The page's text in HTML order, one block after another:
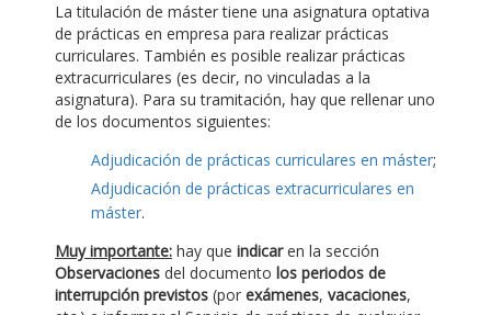
La titulación de máster tiene una asignatura optativa
de prácticas en empresa para realizar prácticas
curriculares. También es posible realizar prácticas
extracurriculares (es decir, no vinculadas a la
asignatura). Para su tramitación, hay que rellenar uno
de los documentos siguientes:
Adjudicación de prácticas curriculares en máster;
Adjudicación de prácticas extracurriculares en
máster.
Muy importante: hay que indicaren la sección
Observaciones del documento los periodos de
interrupción previstos (por exámenes, vacaciones,